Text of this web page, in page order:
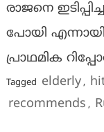
രാജനെ
പോയി
പ്രാഥമിക
Tagged elderly,
recommends ,